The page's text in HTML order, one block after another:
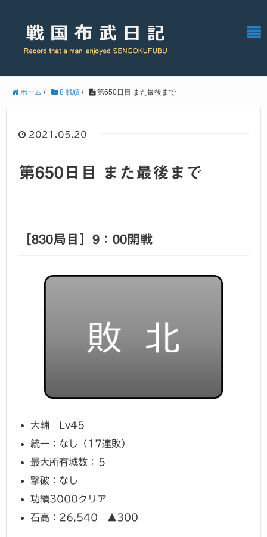
ホーム / 8 戦績 / 第650日目 また最後まで
2021.05.20
第650日目 また最後まで
［830局目］9：00開戦
大輔 Lv45
統一：なし（17連敗）
最大所有城数：５
撃破：なし
功績3000クリア
石高：26,540 ▲300